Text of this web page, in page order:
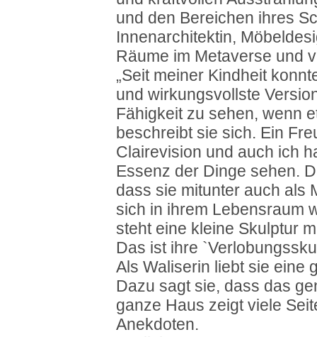
und den Bereichen ihres
Innenarchitektin,
Räume im Metaverse und
„Seit meiner Kindheit
und wirkungsvollste
Fähigkeit zu sehen, wenn
beschreibt sie sich. Ein
Clairevision und auch ich
Essenz der Dinge sehen.
dass sie mitunter auch als
sich in ihrem Lebensraum
steht eine kleine Skulptur
Das ist ihre
Als Waliserin liebt sie eine
Dazu sagt sie, dass das
ganze Haus zeigt viele
Anekdoten.